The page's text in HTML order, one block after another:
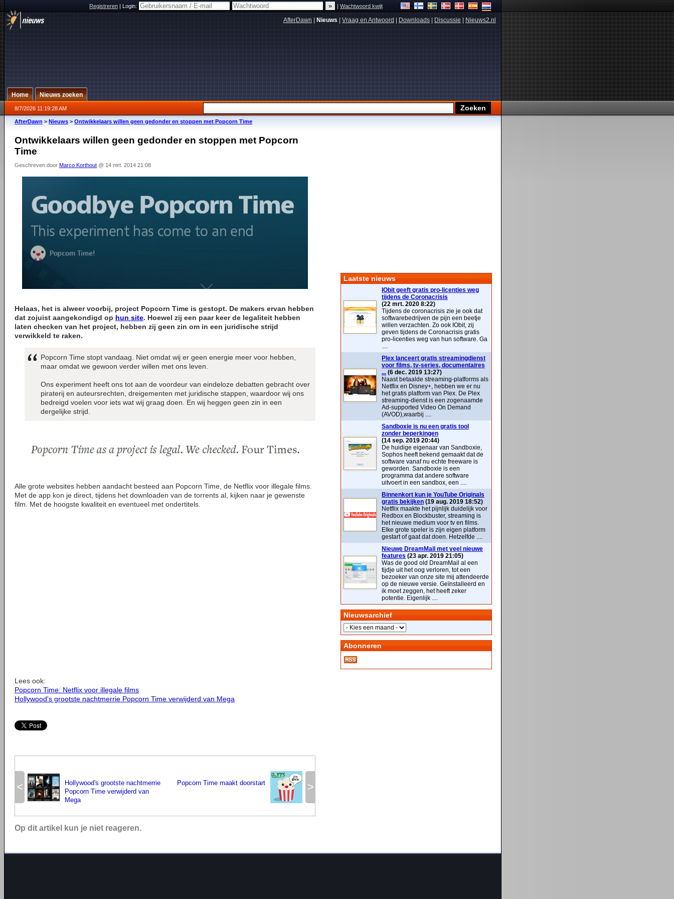
Registreren|Login: |Wachtwoord kwijt
AfterDawn Nieuws Vraag en Antwoord Downloads Discussie Nieuws2.nl
Home Nieuws zoeken
8/7/2026 11:19:28 AM
AfterDawn > Nieuws > Ontwikkelaars willen geen gedonder en stoppen met Popcorn Time
Ontwikkelaars willen geen gedonder en stoppen met Popcorn
Time
Geschreven door Marco Korthout @ 14 mrt. 2014 21:08
Helaas, het is alweer voorbij, project Popcorn Time is gestopt. De makers ervan hebben
dat zojuist aangekondigd op hun site. Hoewel zij een paar keer de legaliteit hebben
laten checken van het project, hebben zij geen zin om in een juridische strijd
verwikkeld te raken.
Popcorn Time stopt vandaag. Niet omdat wij er geen energie meer voor hebben,
maar omdat we gewoon verder willen met ons leven.
Ons experiment heeft ons tot aan de voordeur van eindeloze debatten gebracht over
piraterij en auteursrechten, dreigementen met juridische stappen, waardoor wij ons
bedreigd voelen voor iets wat wij graag doen. En wij heggen geen zin in een
dergelijke strijd.
Alle grote websites hebben aandacht besteed aan Popcorn Time, de Netflix voor illegale films.
Met de app kon je direct, tijdens het downloaden van de torrents al, kijken naar je gewenste
film. Met de hoogste kwaliteit en eventueel met ondertitels.
Lees ook:
Popcorn Time: Netflix voor illegale films
Hollywood's grootste nachtmerrie Popcorn Time verwijderd van Mega
<
Hollywood's grootste nachtmerrie
Popcorn Time verwijderd van
Mega
>
Popcorn Time maakt doorstart
Op dit artikel kun je niet reageren.
Laatste nieuws
IObit geeft gratis pro-licenties weg
tijdens de Coronacrisis
(22 mrt. 2020 8:22)
Tijdens de coronacrisis zie je ook dat
softwarebedrijven de pijn een beetje
willen verzachten. Zo ook IObit, zij
geven tijdens de Coronacrisis gratis
pro-licenties weg van hun software. Ga
....
Plex lanceert gratis streamingdienst
voor films, tv-series, documentaires
... (6 dec. 2019 13:27)
Naast betaalde streaming-platforms als
Netflix en Disney+, hebben we er nu
het gratis platform van Plex. De Plex
streaming-dienst is een zogenaamde
Ad-supported Video On Demand
(AVOD),waarbij ....
Sandboxie is nu een gratis tool
zonder beperkingen
(14 sep. 2019 20:44)
De huidige eigenaar van Sandboxie,
Sophos heeft bekend gemaakt dat de
software vanaf nu echte freeware is
geworden. Sandboxie is een
programma dat andere software
uitvoert in een sandbox, een ....
Binnenkort kun je YouTube Originals
gratis bekijken (19 aug. 2019 18:52)
Netflix maakte het pijnlijk duidelijk voor
Redbox en Blockbuster, streaming is
het nieuwe medium voor tv en films.
Elke grote speler is zijn eigen platform
gestart of gaat dat doen. Hetzelfde ....
Nieuwe DreamMail met veel nieuwe
features (23 apr. 2019 21:05)
Was de good old DreamMail al een
tijdje uit het oog verloren, tot een
bezoeker van onze site mij attendeerde
op de nieuwe versie. Geïnstalleerd en
ik moet zeggen, het heeft zeker
potentie. Eigenlijk ....
Nieuwsarchief
Abonneren